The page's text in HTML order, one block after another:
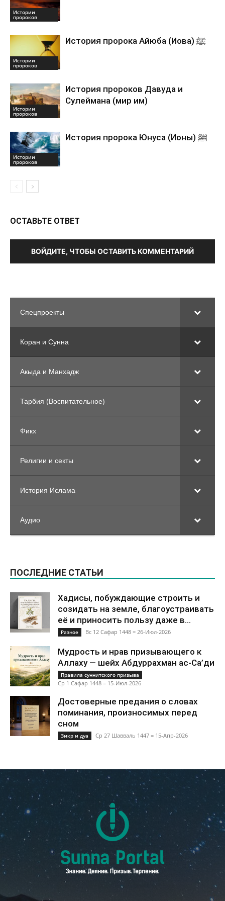
Истории
пророков
Истории
пророков
История пророка Айюба (Иова) ﷺ
Истории
пророков
История пророков Давуда и
Сулеймана (мир им)
Истории
пророков
История пророка Юнуса (Ионы) ﷺ
ОСТАВЬТЕ ОТВЕТ
ВОЙДИТЕ, ЧТОБЫ ОСТАВИТЬ КОММЕНТАРИЙ
Спецпроекты
Коран и Сунна
Акыда и Манхадж
Тарбия (Воспитательное)
Фикх
Религии и секты
История Ислама
Аудио
ПОСЛЕДНИЕ СТАТЬИ
Хадисы, побуждающие строить и
созидать на земле, благоустраивать
её и приносить пользу даже в...
Разное Вс 12 Сафар 1448 = 26-Июл-2026
Мудрость и нрав призывающего к
Аллаху — шейх Абдуррахман ас-Са’ди
Правила суннитского призыва
Ср 1 Сафар 1448 = 15-Июл-2026
Достоверные предания о словах
поминания, произносимых перед
сном
Зикр и дуа Ср 27 Шавваль 1447 = 15-Апр-2026